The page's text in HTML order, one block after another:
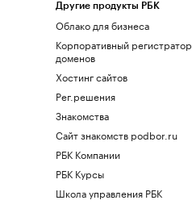
Другие продукты РБК
Облако для бизнеса
Корпоративный регистратор
доменов
Хостинг сайтов
Рег.решения
Знакомства
Сайт знакомств podbor.ru
РБК Компании
РБК Курсы
Школа управления РБК